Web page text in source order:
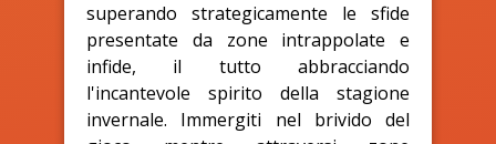
superando strategicamente le sfide
presentate da zone intrappolate e
infide, il tutto abbracciando
l'incantevole spirito della stagione
invernale. Immergiti nel brivido del